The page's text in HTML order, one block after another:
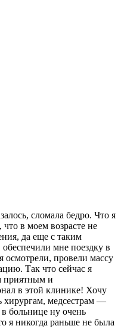
сломала бедро. Что я
в моем возрасте не
да еще с таким
мне поездку в
осмотрели, провели массу
Так что сейчас я
приятным и
в этой клинике! Хочу
хирургам, медсестрам —
больнице ну очень
я никогда раньше не была